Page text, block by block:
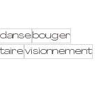
dansebouger
visionnement